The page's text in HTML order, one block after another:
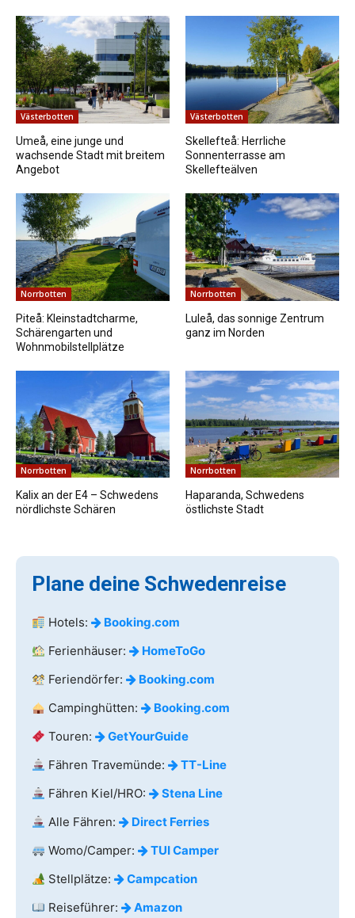
Västerbotten
Umeå, eine junge und
wachsende Stadt mit breitem
Angebot
Västerbotten
Skellefteå: Herrliche
Sonnenterrasse am
Skellefteälven
Norrbotten
Piteå: Kleinstadtcharme,
Schärengarten und
Wohnmobilstellplätze
Norrbotten
Luleå, das sonnige Zentrum
ganz im Norden
Norrbotten
Kalix an der E4 – Schwedens
nördlichste Schären
Norrbotten
Haparanda, Schwedens
östlichste Stadt
Plane deine Schwedenreise
Hotels:
Booking.com
Ferienhäuser:
HomeToGo
Feriendörfer:
Booking.com
Campinghütten:
Booking.com
Touren:
GetYourGuide
Fähren Travemünde:
TT-Line
Fähren Kiel/HRO:
Stena Line
Alle Fähren:
Direct Ferries
Womo/Camper:
TUI Camper
Stellplätze:
Campcation
Reiseführer:
Amazon